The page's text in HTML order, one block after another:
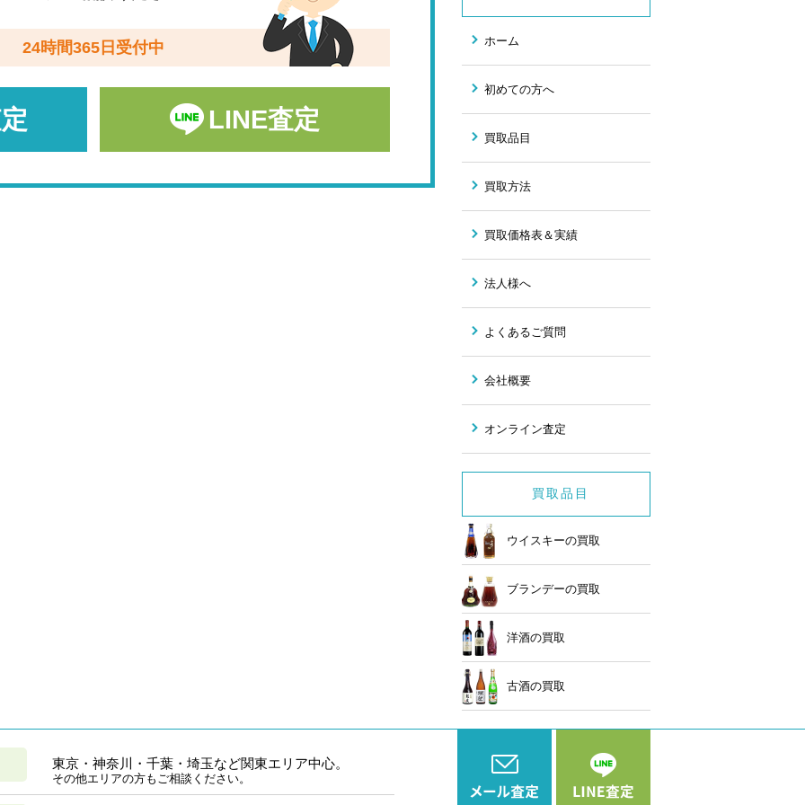
24時間365日受付中
LINE査定
ホーム
初めての方へ
買取品目
買取方法
買取価格表＆実績
法人様へ
よくあるご質問
会社概要
オンライン査定
買取品目
ウイスキーの買取
ブランデーの買取
洋酒の買取
古酒の買取
東京・神奈川・千葉・埼玉など関東エリア中心。
その他エリアの方もご相談ください。